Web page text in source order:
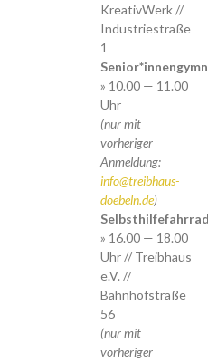
KreativWerk //
Industriestraße
1
» 10.00 — 11.00
Uhr
(nur mit
vorheriger
Anmeldung:
info@treibhaus-
doebeln.de)
» 16.00 — 18.00
Uhr // Treibhaus
e.V. //
Bahnhofstraße
56
(nur mit
vorheriger